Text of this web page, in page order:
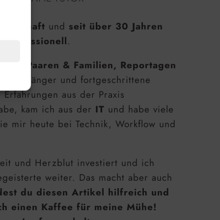
und seit über 30 Jahren
professionell.
Paaren & Familien, Reportagen
Anfänger und fortgeschrittene
aus der Praxis
kam ich aus der IT und habe viele
mir heute bei Technik, Workflow und
und Herzblut investiert und ich
weiter. Das macht aber auch
du diesen Artikel hilfreich und
einen Kaffee für meine Mühe!